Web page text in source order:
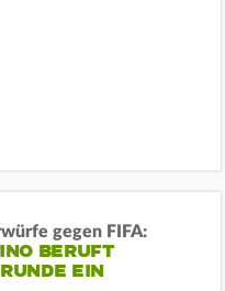
gegen FIFA:
BERUFT
EIN